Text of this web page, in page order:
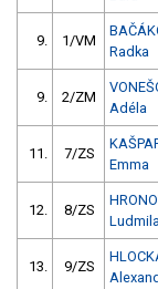
9. 1/VM
Radka
9. 2/ZM
Adéla
11. 7/ZS
Emma
12. 8/ZS
13. 9/ZS